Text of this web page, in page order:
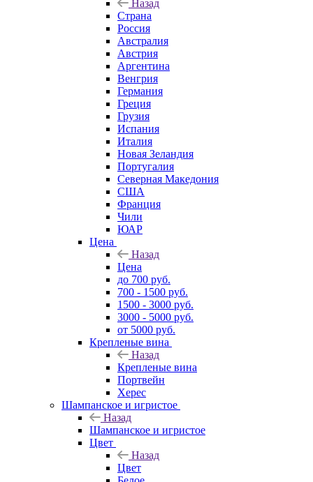
Назад
Страна
Россия
Австралия
Австрия
Аргентина
Венгрия
Германия
Греция
Грузия
Испания
Италия
Новая Зеландия
Португалия
Северная Македония
США
Франция
Чили
ЮАР
Цена
Назад
Цена
до 700 руб.
700 - 1500 руб.
1500 - 3000 руб.
3000 - 5000 руб.
от 5000 руб.
Крепленые вина
Назад
Крепленые вина
Портвейн
Херес
Шампанское и игристое
Назад
Шампанское и игристое
Цвет
Назад
Цвет